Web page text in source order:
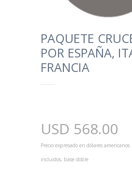
PAQUETE
POR ESPAÑA,
FRANCIA
USD 568.00
Precio expresado en dólares
incluidos, base doble